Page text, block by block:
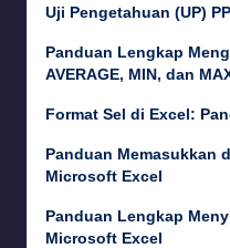
Uji Pengetahuan (UP)
Panduan Lengkap
AVERAGE, MIN, dan
Format Sel di Excel:
Panduan Memasukkan
Microsoft Excel
Panduan Lengkap
Microsoft Excel